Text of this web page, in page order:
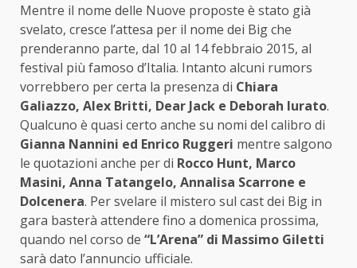
Mentre il nome delle Nuove proposte è stato già
svelato, cresce l’attesa per il nome dei Big che
prenderanno parte, dal 10 al 14 febbraio 2015, al
festival più famoso d’Italia. Intanto alcuni rumors
vorrebbero per certa la presenza di Chiara
Galiazzo, Alex Britti, Dear Jack e Deborah Iurato.
Qualcuno è quasi certo anche su nomi del calibro di
Gianna Nannini ed Enrico Ruggeri mentre salgono
le quotazioni anche per di Rocco Hunt, Marco
Masini, Anna Tatangelo, Annalisa Scarrone e
Dolcenera. Per svelare il mistero sul cast dei Big in
gara basterà attendere fino a domenica prossima,
quando nel corso de “L’Arena” di Massimo Giletti
sarà dato l’annuncio ufficiale.